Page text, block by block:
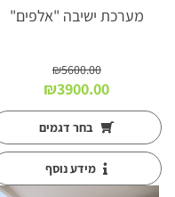
מערכת ישיבה "אלפים"
₪5600.00
המחיר
המקורי
היה:
₪5600.00.
₪3900.00
המחיר
הנוכחי
הוא:בחר דגמים
מידע נוסף